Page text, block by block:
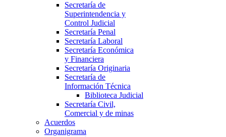
Secretaría de
Superintendencia y
Control Judicial
Secretaría Penal
Secretaría Laboral
Secretaría Económica
y Financiera
Secretaría Originaria
Secretaría de
Información Técnica
Biblioteca Judicial
Secretaría Civil,
Comercial y de minas
Acuerdos
Organigrama